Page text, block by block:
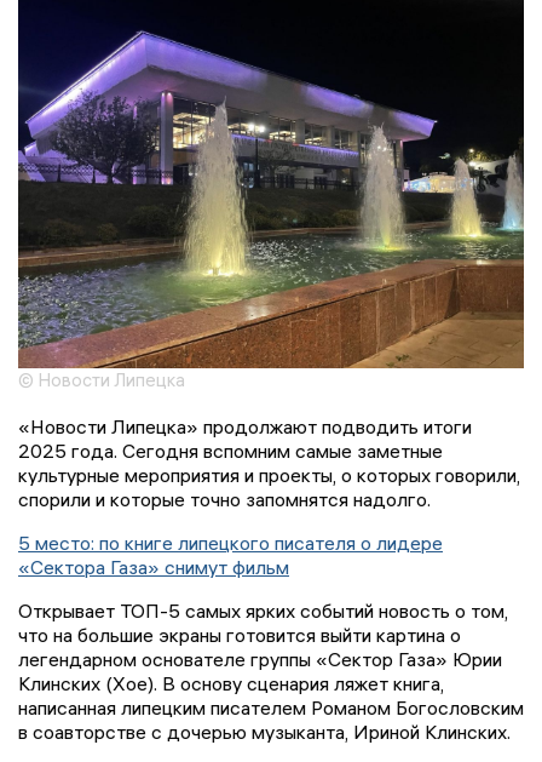
© Новости Липецка
«Новости Липецка» продолжают подводить итоги
2025 года. Сегодня вспомним самые заметные
культурные мероприятия и проекты, о которых говорили,
спорили и которые точно запомнятся надолго.
5 место: по книге липецкого писателя о лидере
«Сектора Газа» снимут фильм
Открывает ТОП-5 самых ярких событий новость о том,
что на большие экраны готовится выйти картина о
легендарном основателе группы «Сектор Газа» Юрии
Клинских (Хое). В основу сценария ляжет книга,
написанная липецким писателем Романом Богословским
в соавторстве с дочерью музыканта, Ириной Клинских.